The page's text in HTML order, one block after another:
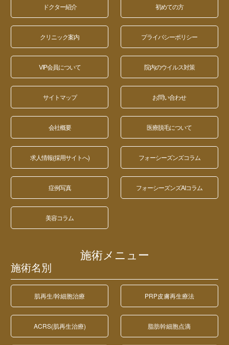
ドクター紹介 初めての方
クリニック案内 プライバシーポリシー
VIP会員について 院内のウイルス対策
サイトマップ お問い合わせ
会社概要 医療脱毛について
求人情報(採用サイトへ) フォーシーズンズコラム
症例写真 フォーシーズンズAIコラム
美容コラム
施術メニュー
施術名別
肌再生/幹細胞治療 PRP皮膚再生療法
ACRS(肌再生治療) 脂肪幹細胞点滴